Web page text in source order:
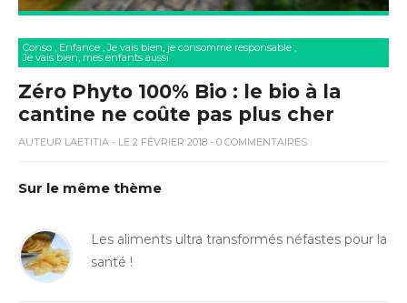
Conso Enfance ,Je vais bien, je consomme responsable
Je vais bien, mes enfants aussi
Zéro Phyto 100% Bio : le bio à la
cantine ne coûte pas plus cher
AUTEUR LAETITIA - LE 2 FÉVRIER 2018 - 0 COMMENTAIRES
Sur le même thème
Les aliments ultra transformés néfastes pour la
santé !